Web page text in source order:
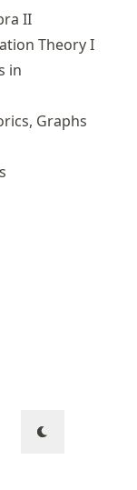
II
Theory I
in
Graphs